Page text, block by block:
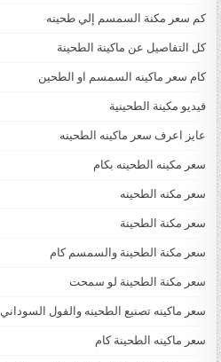
كم سعر مكنة السمسم إلي طحينه
كل التفاصيل عن ماكينة الطحينة
كام سعر ماكينه السمسم او الطحين
فيديو مكينة الطحينية
عايز اعرف سعر ماكينه الطحينه
سعر مكينه الطحينه بكام
سعر مكنه الطحينه
سعر مكنة الطحينة
سعر مكنة الطحينة والسمسم كام
سعر مكنة الطحينة لو سمحت
سعر ماكينه تصنيع الطحينه والفول السوداني
سعر ماكينه الطحينة كام